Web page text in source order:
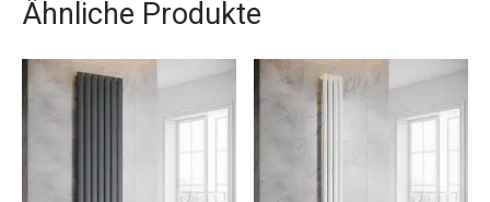
Ähnliche Produkte